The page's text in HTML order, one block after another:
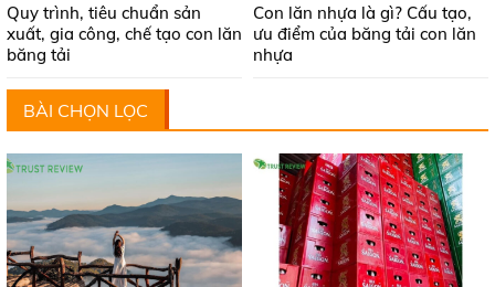
Quy trình, tiêu chuẩn sản
xuất, gia công, chế tạo con lăn
băng tải
Con lăn nhựa là gì? Cấu tạo,
ưu điểm của băng tải con lăn
nhựa
BÀI CHỌN LỌC